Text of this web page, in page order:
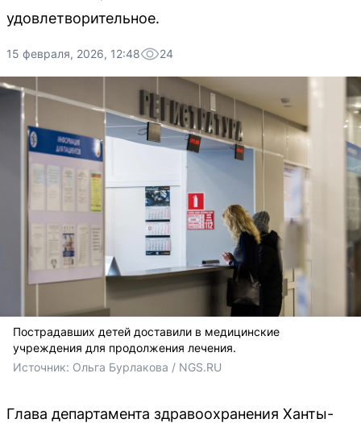
удовлетворительное.
15 февраля, 2026, 12:48 24
Пострадавших детей доставили в медицинские
учреждения для продолжения лечения.
Источник: Ольга Бурлакова / NGS.RU
Глава департамента здравоохранения Ханты-